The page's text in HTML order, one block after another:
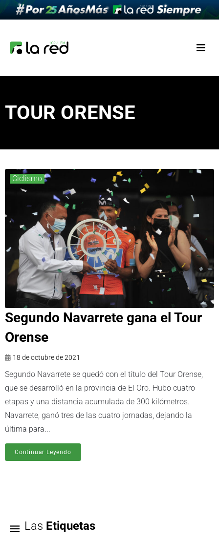
TOUR ORENSE
Ciclismo
Segundo Navarrete gana el Tour
Orense
18 de octubre de 2021
Segundo Navarrete se quedó con el título del Tour Orense,
que se desarrolló en la provincia de El Oro. Hubo cuatro
etapas y una distancia acumulada de 300 kilómetros.
Navarrete, ganó tres de las cuatro jornadas, dejando la
última para...
Continuar Leyendo
Las Etiquetas